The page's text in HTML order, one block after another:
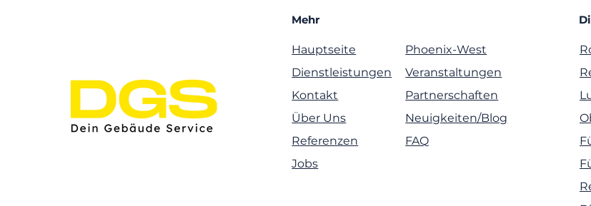
Mehr
Hauptseite
Dienstleistungen
Kontakt
Über Uns
Referenzen
Jobs
Phoenix-West
Veranstaltungen
Partnerschaften
Neuigkeiten/Blog
FAQ